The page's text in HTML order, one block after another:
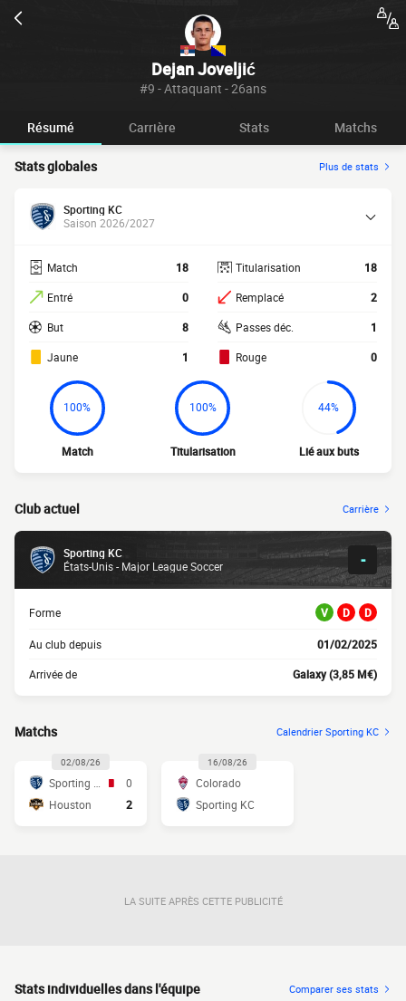
Dejan Joveljić
#9 - Attaquant - 26ans
Résumé Carrière Stats Matchs
Stats globales Plus de stats
Sporting KC
Saison 2026/2027
Match 18
Entré 0
But 8
Jaune 1
Titularisation 18
Remplacé 2
Passes déc. 1
Rouge 0
100%
Match
100%
Titularisation
44%
Lié aux buts
Club actuel Carrière
Sporting KC
États-Unis - Major League Soccer
-
Forme V D D
Au club depuis 01/02/2025
Arrivée de Galaxy (3,85 M€)
Matchs Calendrier Sporting KC
02/08/26
0
Houston
2
16/08/26
Colorado
Sporting KC
LA SUITE APRÈS CETTE PUBLICITÉ
Stats individuelles dans l'équipe Comparer ses stats